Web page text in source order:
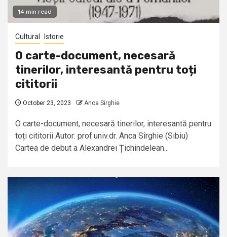
14 min read
Cultural Istorie
O carte-document, necesară
tinerilor, interesantă pentru toți
cititorii
October 23, 2023 Anca Sirghie
O carte-document, necesară tinerilor, interesantă pentru
toți cititorii Autor: prof.univ.dr. Anca Sîrghie (Sibiu)
Cartea de debut a Alexandrei Țichindelean...